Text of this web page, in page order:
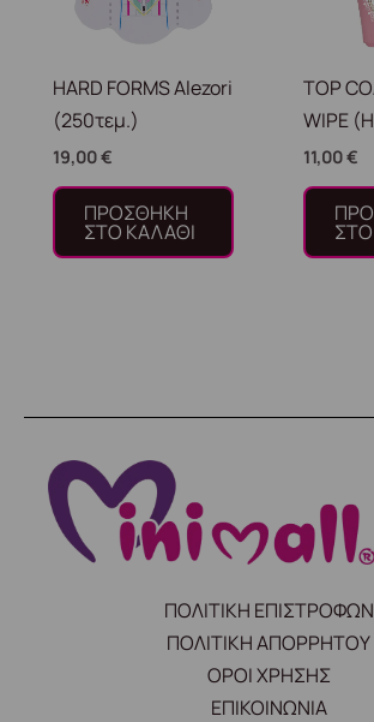
HARD FORMS Alezori
(250τεμ.)
19,00€
ΠΡΟΣΘΉΚΗ
ΣΤΟ ΚΑΛΆΘΙ
TOP
WIPE
11,00€
ΠΟΛΙΤΙΚΗ ΕΠΙΣΤΡΟΦΩΝ
ΠΟΛΙΤΙΚΗ ΑΠΟΡΡΗΤΟΥ
ΟΡΟΙ ΧΡΗΣΗΣ
ΕΠΙΚΟΙΝΩΝΙΑ